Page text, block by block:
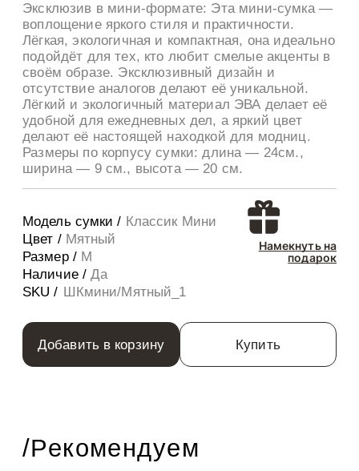
Эксклюзив в мини-формате: Эта мини-сумка —
воплощение яркого стиля и практичности.
Лёгкая, экологичная и компактная, она идеально
подойдёт для тех, кто любит смелые акценты в
своём образе. Эксклюзивный дизайн и
отсутствие аналогов делают её уникальной.
Лёгкий и экологичный материал ЭВА делает её
удобной для ежедневных дел, а яркий цвет
делают её настоящей находкой для модниц.
Размеры по корпусу сумки: длина — 24см.,
ширина — 9 см., высота — 20 см.
Модель сумки / Классик Мини
Цвет / Мятный
Размер / M
Наличие /Да
SKU / ШКмини/Мятный_1
Намекнуть на
подарок
Добавить в корзину Купить
/Рекомендуем